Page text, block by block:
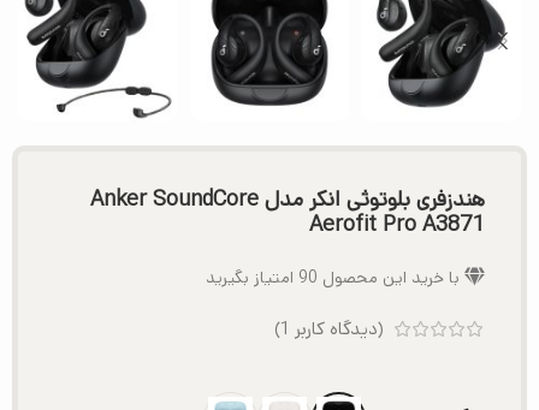
هندزفری بلوتوثی انکر مدل Anker SoundCore
Aerofit Pro A3871
با خرید این محصول 90 امتیاز بگیرید
(دیدگاه کاربر 1
)